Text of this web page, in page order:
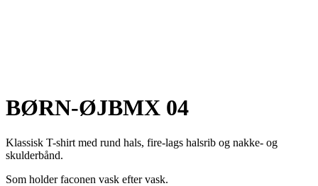
BØRN-ØJBMX 04
Klassisk T-shirt med rund hals, fire-lags halsrib og nakke- og
skulderbånd.
Som holder faconen vask efter vask.